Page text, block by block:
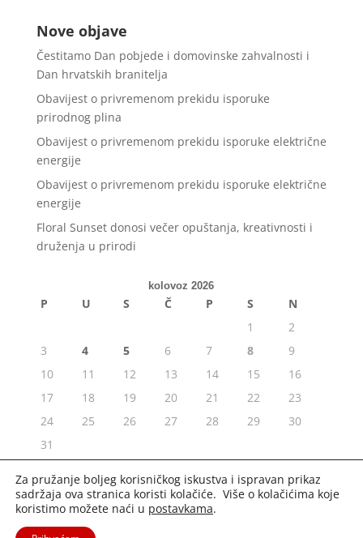
Nove objave
Čestitamo Dan pobjede i domovinske zahvalnosti i
Dan hrvatskih branitelja
Obavijest o privremenom prekidu isporuke
prirodnog plina
Obavijest o privremenom prekidu isporuke električne
energije
Obavijest o privremenom prekidu isporuke električne
energije
Floral Sunset donosi večer opuštanja, kreativnosti i
druženja u prirodi
kolovoz 2026
P U S Č P S
N
1
2
3
4 5 6 7 8
9
10
11 12 13 14 15
16
17
18 19 20 21 22
23
24
25 26 27 28 29
30
31
« srp
Za pružanje boljeg korisničkog iskustva i ispravan prikaz
sadržaja ova stranica koristi kolačiće. Više o kolačićima koje
koristimo možete naći u postavkama.